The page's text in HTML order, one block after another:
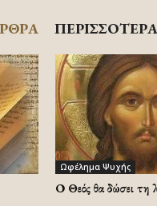
Ωφέλημα Ψυχής
Ο Θεός θα δώσει τη